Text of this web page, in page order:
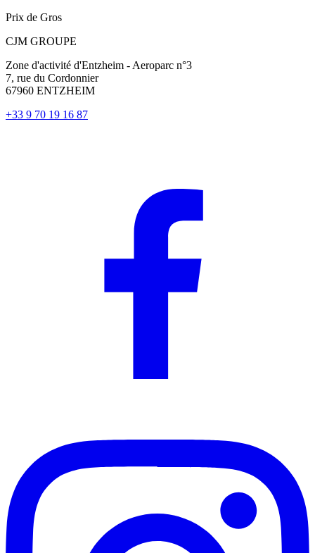
Prix de Gros
CJM GROUPE
Zone d'activité d'Entzheim - Aeroparc n°3
7, rue du Cordonnier
67960 ENTZHEIM
+33 9 70 19 16 87